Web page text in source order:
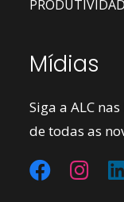
Mídias
Siga a ALC
de todas as